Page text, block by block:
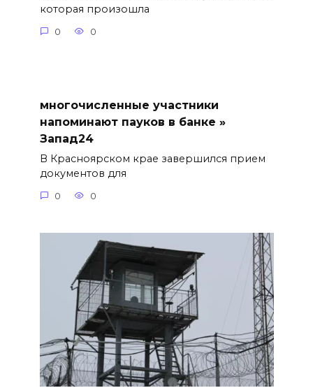
которая произошла
0 0
многочисленные участники
напоминают пауков в банке »
Запад24
В Красноярском крае завершился прием
документов для
0 0